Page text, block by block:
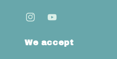
We accept